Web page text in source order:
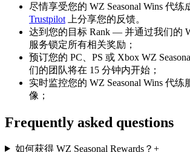
尽情享受您的 WZ Seasonal Wins 代练
Trustpilot 上分享您的反馈。
达到您的目标 Rank — 并通过我们的
服务锁定所有相关奖励；
预订您的 PC、PS 或 Xbox WZ
们的团队将在 15 分钟内开始；
实时监控您的 WZ Seasonal Wins 代
像；
Frequently asked questions
如何获得 WZ Seasonal Rewards？ +